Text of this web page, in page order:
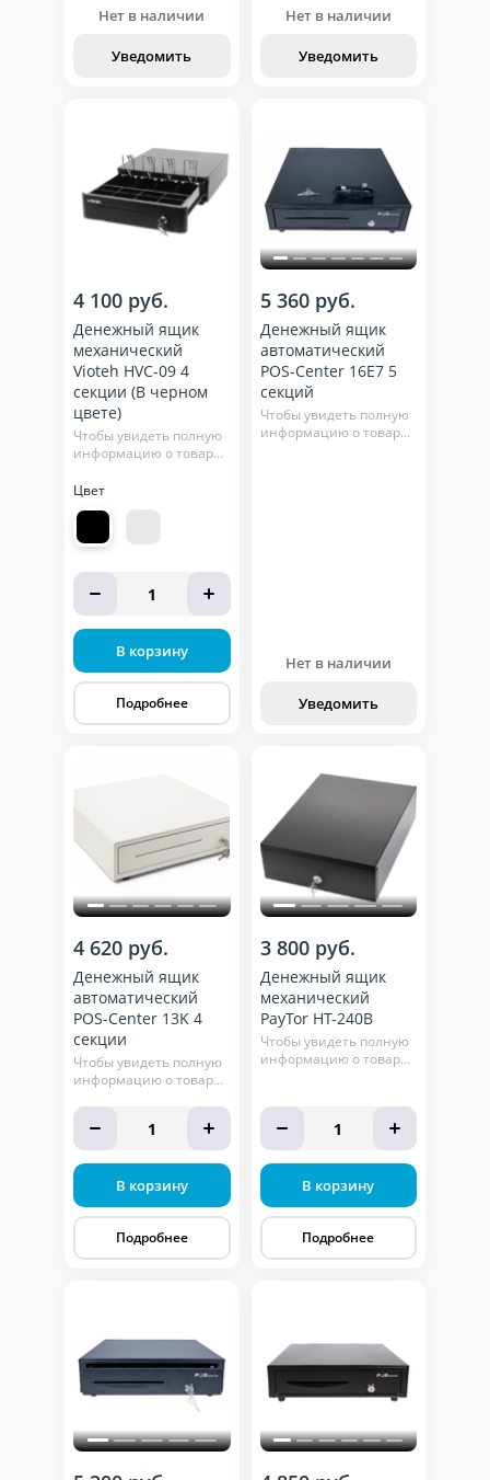
Нет в наличии
Уведомить
Нет в наличии
Уведомить
4 100 руб.
Денежный ящик
механический
Vioteh HVC-09 4
секции (В черном
цвете)
Чтобы увидеть полную
информацию о товаре,
"подробнее"
Цвет
1
В корзину
Подробнее
5 360 руб.
Денежный ящик
автоматический
POS-Center 16E7 5
секций
Чтобы увидеть полную
информацию о товаре,
Нет в наличии
Уведомить
4 620 руб.
Денежный ящик
автоматический
POS-Center 13K 4
секции
Чтобы увидеть полную
информацию о товаре,
"подробнее"
1
В корзину
Подробнее
3 800 руб.
Денежный ящик
механический
PayTor HT-240B
Чтобы увидеть полную
информацию о товаре,
1
В корзину
Подробнее